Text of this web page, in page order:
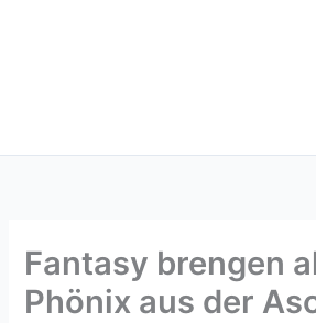
Fantasy brengen
Phönix aus der